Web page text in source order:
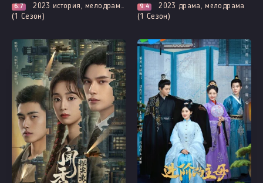
6.7 2023 история, мелодрама, романтика
(1 Сезон)
9.4 2023 драма, мелодрама
(1 Сезон)